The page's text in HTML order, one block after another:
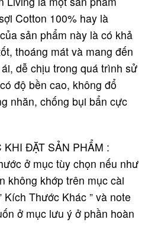
Cotton 100% hay là
sản phẩm này là có khả
thoáng mát và mang đến
dễ chịu trong quá trình sử
độ bền cao, không đổ
nhăn, chống bụi bẩn cực
ĐẶT SẢN PHẨM :
ở mục tùy chọn nếu như
không khớp trên mục cài
Thước Khác ” và note
ở mục lưu ý ở phần hoàn